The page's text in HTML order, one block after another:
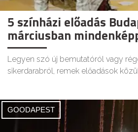
5 színházi előadás
márciusban
Legyen szó új bemutatóról vagy
sikerdarabról, remek előadások
GOODAPEST